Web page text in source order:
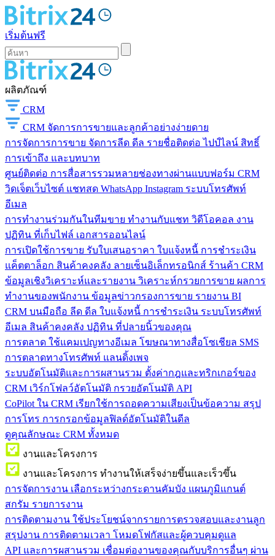
เริ่มต้นฟรี
ผลิตภัณฑ์
CRM
CRM จัดการการขายและลูกค้าอย่างง่ายดาย
การจัดการการขาย จัดการลีด ดีล รายชื่อติดต่อ ไปป์ไลน์ สิทธิ์
การเข้าถึง และบทบาท
ศูนย์ติดต่อ การสื่อสารรวมหลายช่องทางผ่านแบบฟอร์ม CRM
วิดเจ็ตเว็บไซต์ แชทสด WhatsApp Instagram ระบบโทรศัพท์
อีเมล
การทำงานร่วมกันในทีมขาย ทำงานกับแชท วิดีโอคอล งาน
ปฏิทิน ที่เก็บไฟล์ เอกสารออนไลน์
การเปิดใช้การขาย รับใบเสนอราคา ใบแจ้งหนี้ การชำระเงิน
แค็ตตาล็อก สินค้าคงคลัง ลายเซ็นอิเล็กทรอนิกส์ ร้านค้า CRM
ข้อมูลเชิงวิเคราะห์และรายงาน วิเคราะห์กรวยการขาย ผลการ
ทำงานของพนักงาน ข้อมูลข่าวกรองการขาย รายงาน BI
CRM บนมือถือ ลีด ดีล ใบแจ้งหนี้ การชำระเงิน ระบบโทรศัพท์
อีเมล สินค้าคงคลัง ปฏิทิน ที่ปลายนิ้วของคุณ
การตลาด ใช้แคมเปญทางอีเมล โฆษณาทางสื่อโซเชียล SMS
การตลาดทางโทรศัพท์ แลนดิ้งเพจ
ระบบอัตโนมัติและการผสานรวม ตั้งค่ากฎและทริกเกอร์ของ
CRM เวิร์กโฟลว์อัตโนมัติ กรวยอัตโนมัติ API
CoPilot ใน CRM เรียกใช้การถอดความเสียงเป็นข้อความ สรุป
การโทร การกรอกข้อมูลฟิลด์อัตโนมัติในดีล
ดูคุณลักษณะ CRM ทั้งหมด
งานและโครงการ
งานและโครงการ ทำงานให้เสร็จง่ายขึ้นและเร็วขึ้น
การจัดการงาน เลือกระหว่างกระดานคัมบัง แผนภูมิแกนต์
สกรัม รายการงาน
การติดตามงาน ใช้ประโยชน์จากรายการตรวจสอบและงานลูก
สรุปงาน การติดตามเวลา โหมดโฟกัสและผู้ควบคุมดูแล
API และการผสานรวม เชื่อมต่องานของคุณกับบริการอื่นๆ ผ่าน